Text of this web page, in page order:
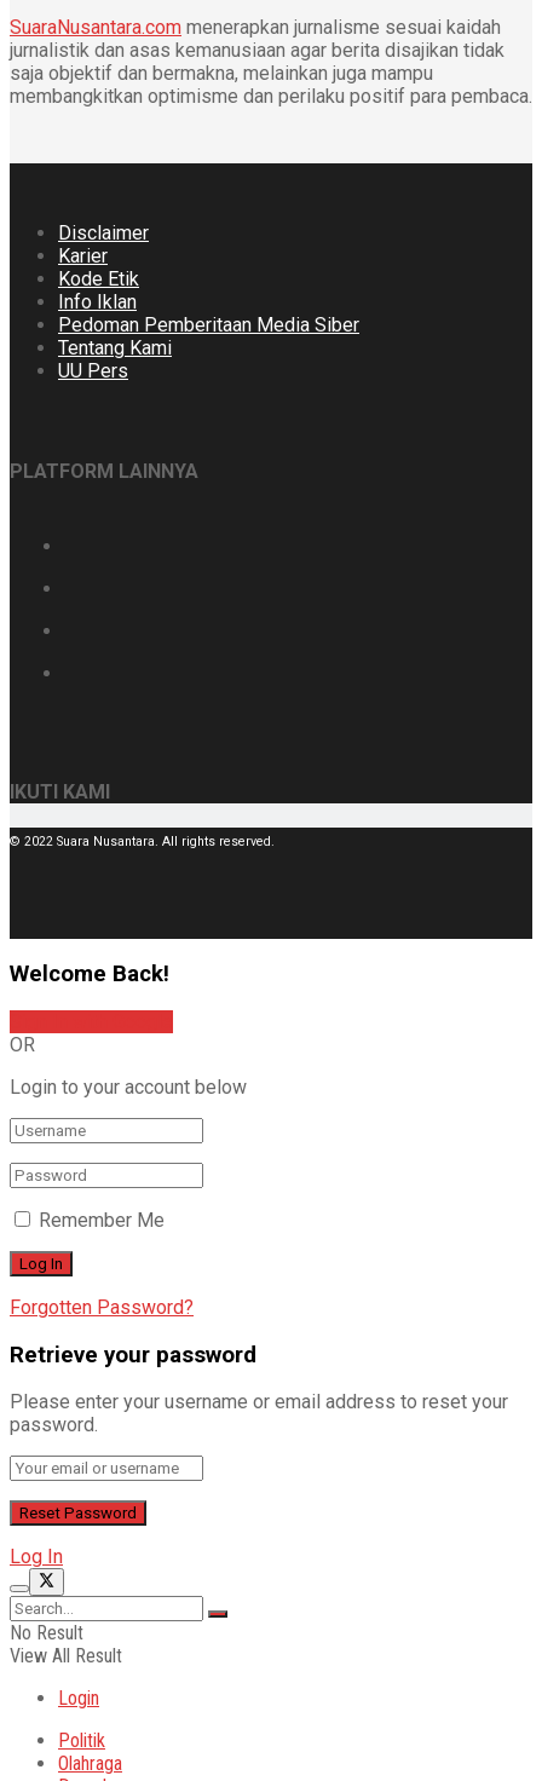
SuaraNusantara.com menerapkan jurnalisme sesuai kaidah
jurnalistik dan asas kemanusiaan agar berita disajikan tidak
saja objektif dan bermakna, melainkan juga mampu
membangkitkan optimisme dan perilaku positif para pembaca.
Disclaimer
Karier
Kode Etik
Info Iklan
Pedoman Pemberitaan Media Siber
Tentang Kami
UU Pers
PLATFORM LAINNYA
IKUTI KAMI
© 2022 Suara Nusantara. All rights reserved.
Welcome Back!
OR
Login to your account below
Remember Me
Forgotten Password?
Retrieve your password
Please enter your username or email address to reset your
password.
Log In
No Result
View All Result
Login
Politik
Olahraga